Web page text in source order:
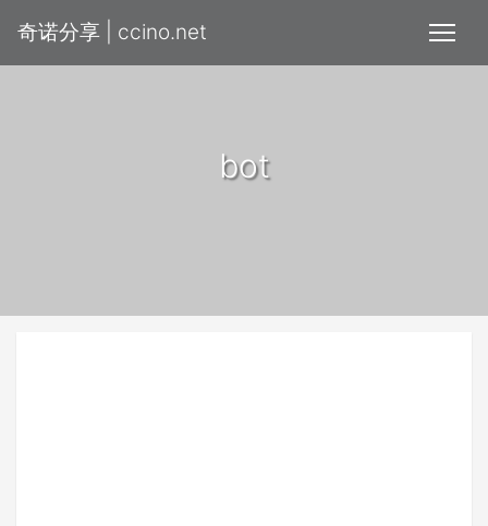
奇诺分享 | ccino.net
bot